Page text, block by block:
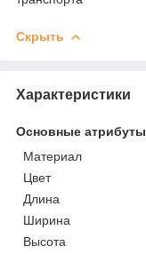
Скрыть
Характеристики
Основные атрибуты
Материал
Цвет
Длина
Ширина
Высота